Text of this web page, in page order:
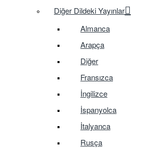
Diğer Dildeki Yayınlar
Almanca
Arapça
Diğer
Fransızca
İngilizce
İspanyolca
İtalyanca
Rusça